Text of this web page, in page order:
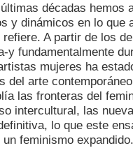
décadas hemos
y dinámicos en lo que
A partir de los
y fundamentalmente
mujeres ha
del arte
las fronteras del
intercultural, las
lo que este
feminismo expandido.